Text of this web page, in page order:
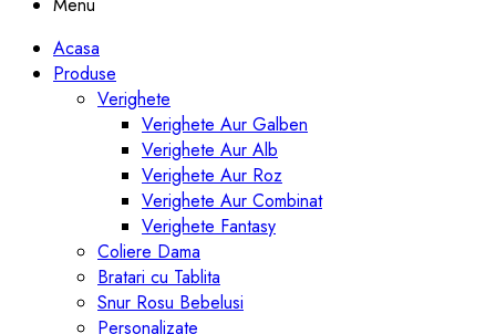
Menu
Acasa
Produse
Verighete
Verighete Aur Galben
Verighete Aur Alb
Verighete Aur Roz
Verighete Aur Combinat
Verighete Fantasy
Coliere Dama
Bratari cu Tablita
Snur Rosu Bebelusi
Personalizate